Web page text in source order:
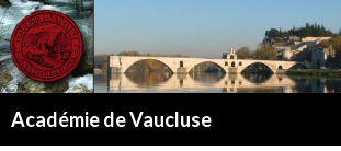
Académie de Vaucluse